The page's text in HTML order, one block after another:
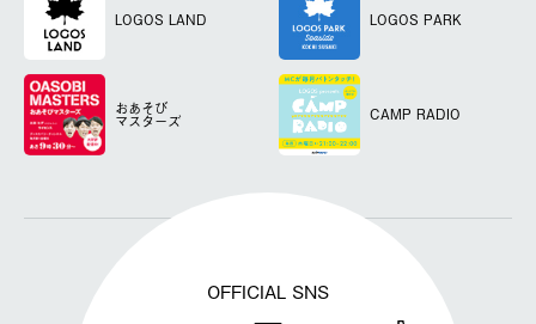
LOGOS LAND LOGOS PARK
おあそび
マスターズ CAMP RADIO
OFFICIAL SNS